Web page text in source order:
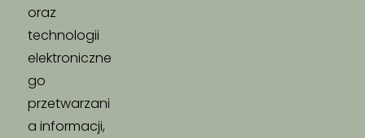
oraz
technologii
elektroniczne
go
przetwarzani
a informacji,